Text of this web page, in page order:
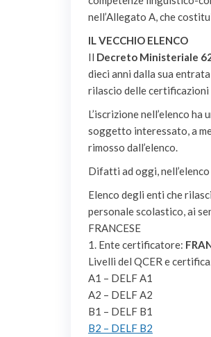
nell’Allegato A, che
IL VECCHIO ELENCO
Il Decreto Ministeriale
dieci anni dalla sua
rilascio delle certificazioni
L’iscrizione nell’elenco ha
soggetto interessato, a
rimosso dall’elenco.
Difatti ad oggi,
Elenco degli enti che
personale scolastico, ai
FRANCESE
1. Ente certificatore:
Livelli del QCER e
A1 – DELF A1
A2 – DELF A2
B1 – DELF B1
B2 – DELF B2